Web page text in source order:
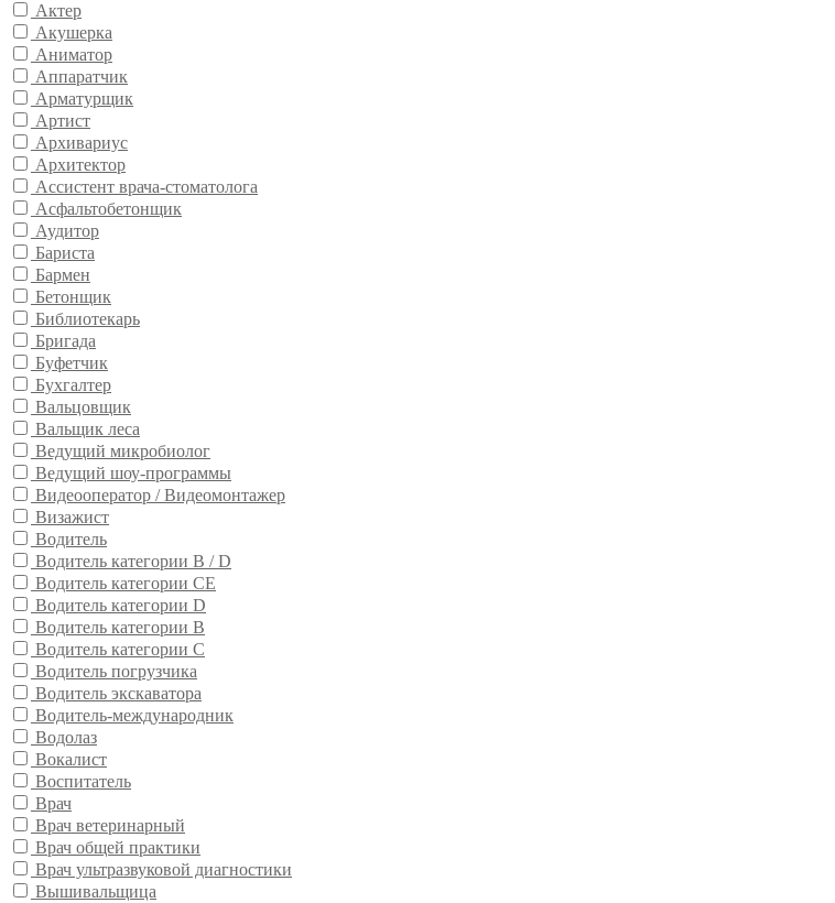
Актер
Акушерка
Аниматор
Аппаратчик
Арматурщик
Артист
Архивариус
Архитектор
Ассистент врача-стоматолога
Асфальтобетонщик
Аудитор
Бариста
Бармен
Бетонщик
Библиотекарь
Бригада
Буфетчик
Бухгалтер
Вальцовщик
Вальщик леса
Ведущий микробиолог
Ведущий шоу-программы
Видеооператор / Видеомонтажер
Визажист
Водитель
Водитель категории B / D
Водитель категории CE
Водитель категории D
Водитель категории В
Водитель категории С
Водитель погрузчика
Водитель экскаватора
Водитель-международник
Водолаз
Вокалист
Воспитатель
Врач
Врач ветеринарный
Врач общей практики
Врач ультразвуковой диагностики
Вышивальщица